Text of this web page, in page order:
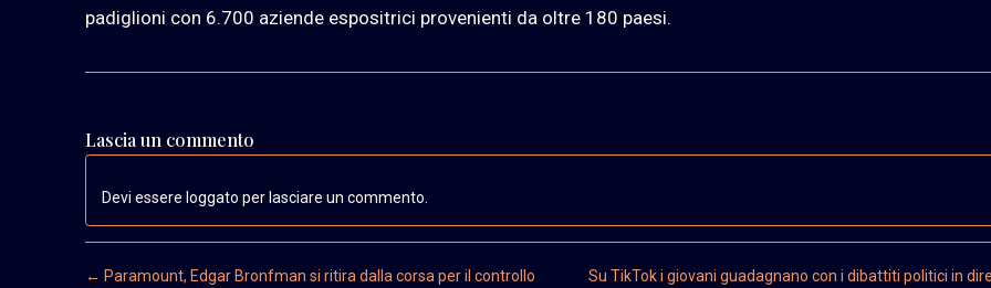
padiglioni con 6.700 aziende espositrici provenienti da oltre 180 paesi.
Lascia un commento
Devi essere loggato per lasciare un commento.
Post navigation
← Paramount, Edgar Bronfman si ritira dalla corsa per il controllo
Su TikTok i giovani guadagnano con i dibattiti politici in